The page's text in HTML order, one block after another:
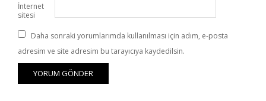
İnternet
sitesi
Daha sonraki yorumlarımda kullanılması için adım, e-posta
adresim ve site adresim bu tarayıcıya kaydedilsin.